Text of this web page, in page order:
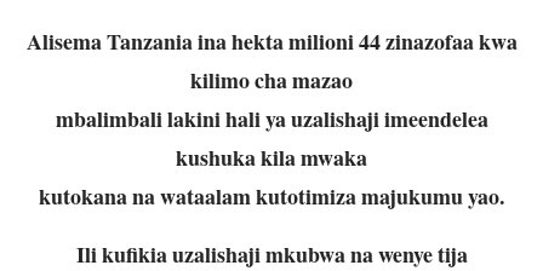
Alisema Tanzania ina hekta milioni 44 zinazofaa kwa
kilimo cha mazao
mbalimbali lakini hali ya uzalishaji imeendelea
kushuka kila mwaka
kutokana na wataalam kutotimiza majukumu yao.
Ili kufikia uzalishaji mkubwa na wenye tija